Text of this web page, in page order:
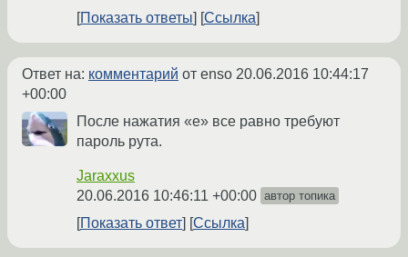
Показать ответы Ссылка
Ответ на: комментарий от enso 20.06.2016 10:44:17
+00:00
После нажатия «е» все равно требуют
пароль рута.
Jaraxxus
20.06.2016 10:46:11 +00:00 автор топика
Показать ответ Ссылка